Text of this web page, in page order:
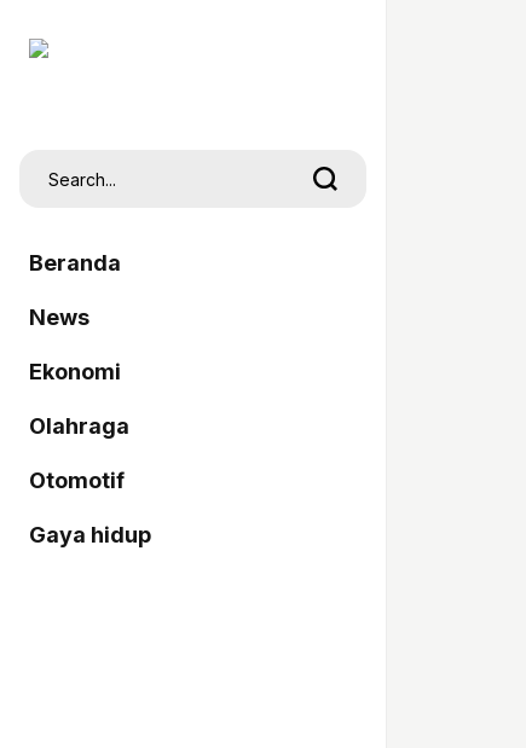
Beranda
News
Ekonomi
Olahraga
Otomotif
Gaya hidup